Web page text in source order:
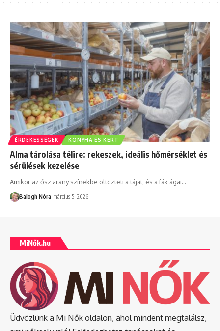
ÉRDEKESSÉGEK KONYHA ÉS KERT
Alma tárolása télire: rekeszek, ideális hőmérséklet és
sérülések kezelése
Amikor az ősz arany színekbe öltözteti a tájat, és a fák ágai…
Balogh Nóra március 5, 2026
MiNők.hu
Üdvözlünk a Mi Nők oldalon, ahol mindent megtalálsz,